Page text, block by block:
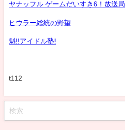
ヤナッフル ゲームだいすき6！放送局
ヒウラー総統の野望
魁!!アイドル塾!
t112